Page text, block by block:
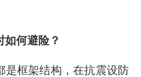
如何避险？
是框架结构，在抗震设防